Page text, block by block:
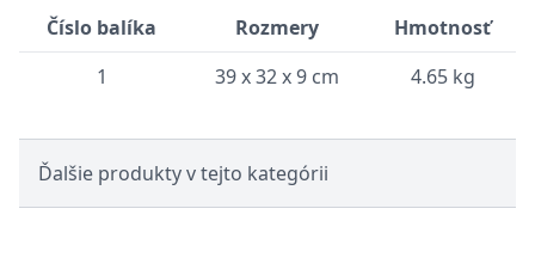
Číslo balíka Rozmery
Hmotnosť
1
39 x 32 x 9 cm 4.65 kg
Ďalšie produkty v tejto kategórii